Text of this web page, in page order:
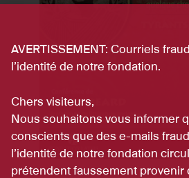
AVERTISSEMENT: Courriels
l’identité de notre fondation.
Chers visiteurs,
Nous souhaitons vous informer
conscients que des e-mails
l’identité de notre fondation
prétendent faussement provenir